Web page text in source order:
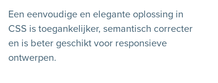
Een eenvoudige en elegante oplossing in
CSS is toegankelijker, semantisch correcter
en is beter geschikt voor responsieve
ontwerpen.